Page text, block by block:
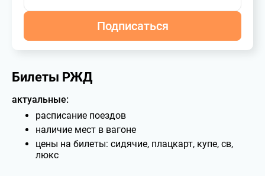
Подписаться
Билеты РЖД
актуальные:
расписание поездов
наличие мест в вагоне
цены на билеты: сидячие, плацкарт, купе, св,
люкс